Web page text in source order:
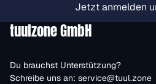
Jetzt anmelden
tuulzone GmbH
Du brauchst Unterstützung?
Schreibe uns an: service@tuul.zone